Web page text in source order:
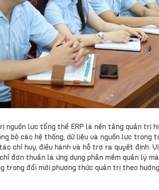
nguồn lực tổng thể ERP là nền tảng quản trị
bộ các hệ thống, dữ liệu và nguồn lực trong
chỉ huy, điều hành và hỗ trợ ra quyết định.
đơn thuần là ứng dụng phần mềm quản lý
trong đổi mới phương thức quản trị theo